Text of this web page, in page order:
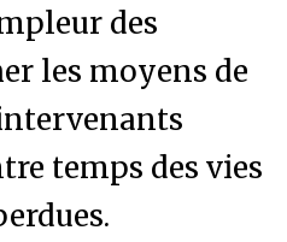
des
les moyens de
temps des vies